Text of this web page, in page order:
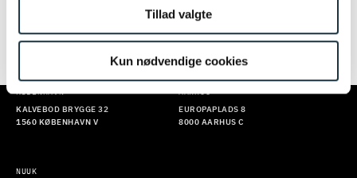
Tillad valgte
Kun nødvendige cookies
FORUM FOR KONTRAKTER OG UDBUD | KØBENHAVN
KØBENHAVN
KALVEBOD BRYGGE 32
1560 KØBENHAVN V
AARHUS
EUROPAPLADS 8
8000 AARHUS C
NUUK